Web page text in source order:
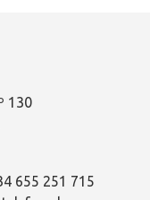
130
655 251 715